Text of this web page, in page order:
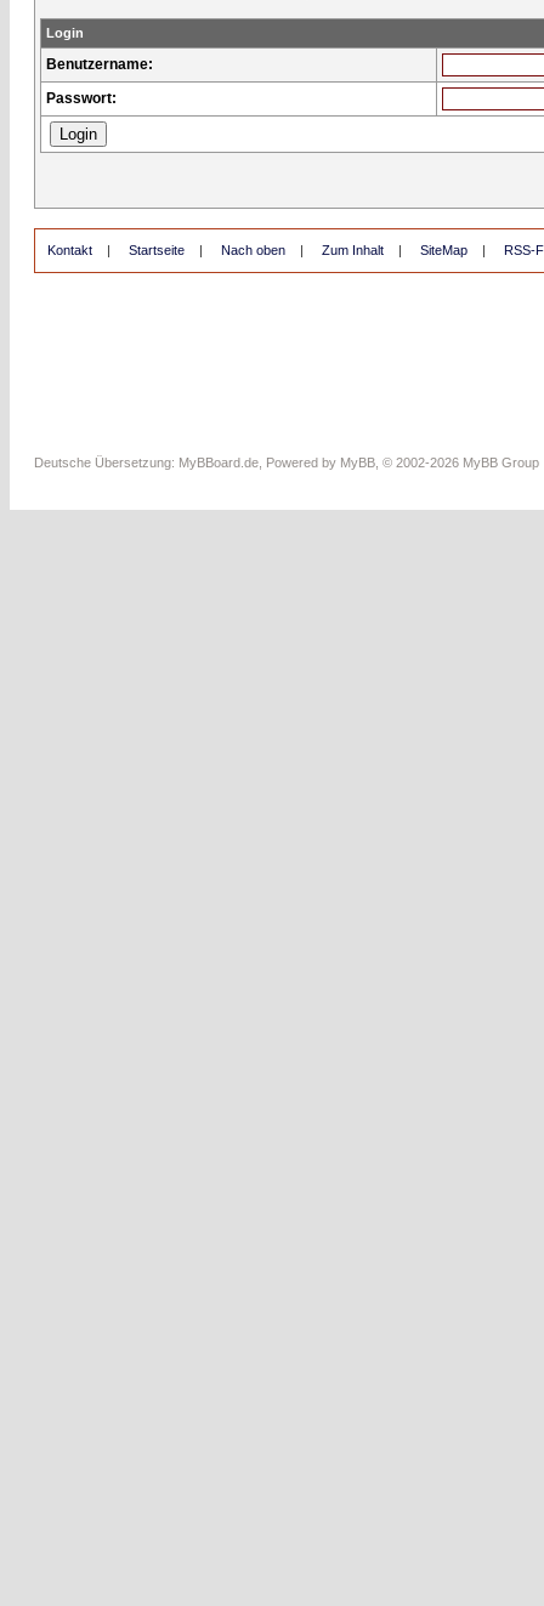
Login
Benutzername:
Passwort:
Kontakt | Startseite | Nach oben | Zum Inhalt | SiteMap | RSS-
Deutsche Übersetzung: MyBBoard.de , Powered by MyBB , © 2002-2026 MyBB Group